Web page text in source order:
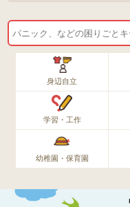
身辺自立
学習・工作
幼稚園・保育園